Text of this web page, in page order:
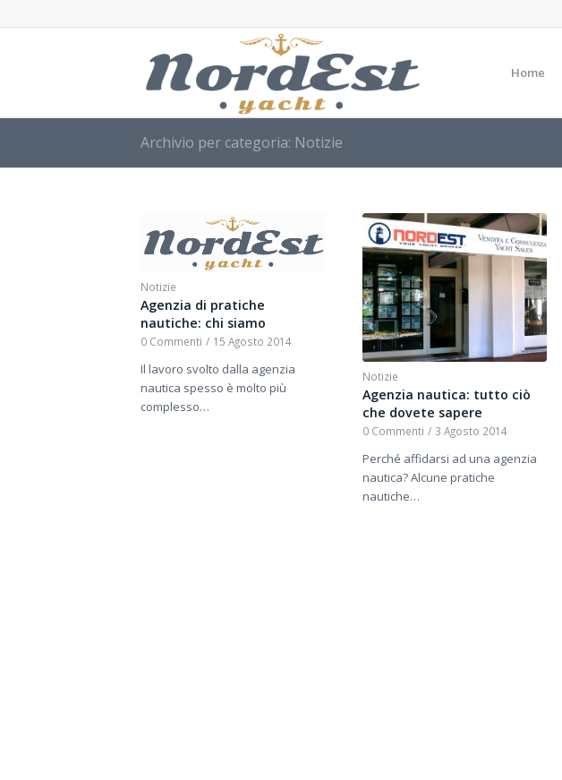
Home
Archivio per categoria: Notizie
Notizie
Agenzia di pratiche
nautiche: chi siamo
0 Commenti / 15 Agosto 2014
Il lavoro svolto dalla agenzia
nautica spesso è molto più
complesso…
Notizie
Agenzia nautica: tutto ciò
che dovete sapere
0 Commenti / 3 Agosto 2014
Perché affidarsi ad una agenzia
nautica? Alcune pratiche
nautiche…